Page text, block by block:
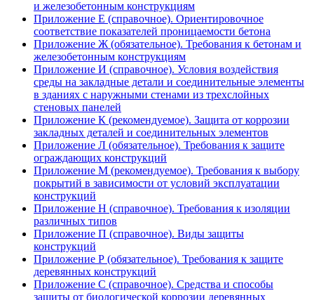
и железобетонным конструкциям
Приложение Е (справочное). Ориентировочное
соответствие показателей проницаемости бетона
Приложение Ж (обязательное). Требования к бетонам и
железобетонным конструкциям
Приложение И (справочное). Условия воздействия
среды на закладные детали и соединительные элементы
в зданиях с наружными стенами из трехслойных
стеновых панелей
Приложение К (рекомендуемое). Защита от коррозии
закладных деталей и соединительных элементов
Приложение Л (обязательное). Требования к защите
ограждающих конструкций
Приложение М (рекомендуемое). Требования к выбору
покрытий в зависимости от условий эксплуатации
конструкций
Приложение Н (справочное). Требования к изоляции
различных типов
Приложение П (справочное). Виды защиты
конструкций
Приложение Р (обязательное). Требования к защите
деревянных конструкций
Приложение С (справочное). Средства и способы
защиты от биологической коррозии деревянных